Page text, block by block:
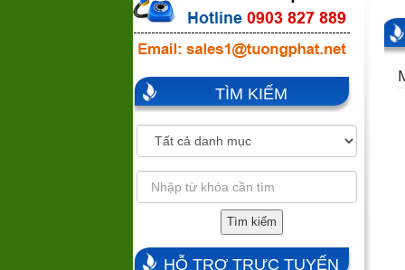
TÌM KIẾM
Tìm kiếm
HỖ TRỢ TRỰC TUYẾN